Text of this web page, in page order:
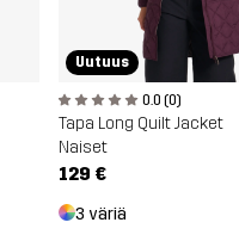
Uutuus
0.0 (0)
Tapa Long Quilt Jacket
Naiset
129 €
3 väriä